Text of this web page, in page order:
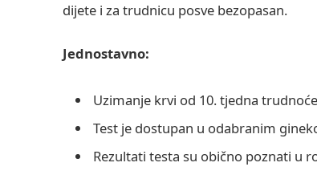
dijete i za trudnicu posve bezopasan.
Jednostavno:
Uzimanje krvi od 10. tjedna
Test je dostupan u odabranim
Rezultati testa su obično poznati u